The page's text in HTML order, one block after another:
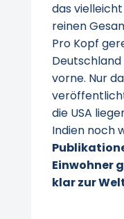
das
reinen
Pro Kopf
vorne. Nur
die USA
Indien noch
Einwohner
klar zur